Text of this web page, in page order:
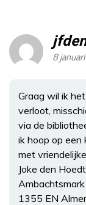
8
Graag wil ik
verloot,
via de
ik hoop op een
met
Joke den Hoedt
1355 EN